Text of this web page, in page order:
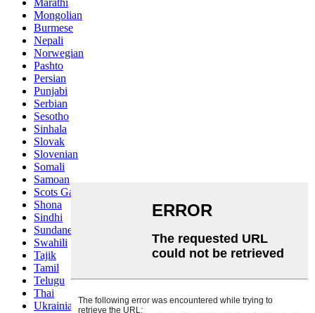
Marathi
Mongolian
Burmese
Nepali
Norwegian
Pashto
Persian
Punjabi
Serbian
Sesotho
Sinhala
Slovak
Slovenian
Somali
Samoan
Scots Gaelic
Shona
Sindhi
Sundanese
Swahili
Tajik
Tamil
Telugu
Thai
Ukrainian